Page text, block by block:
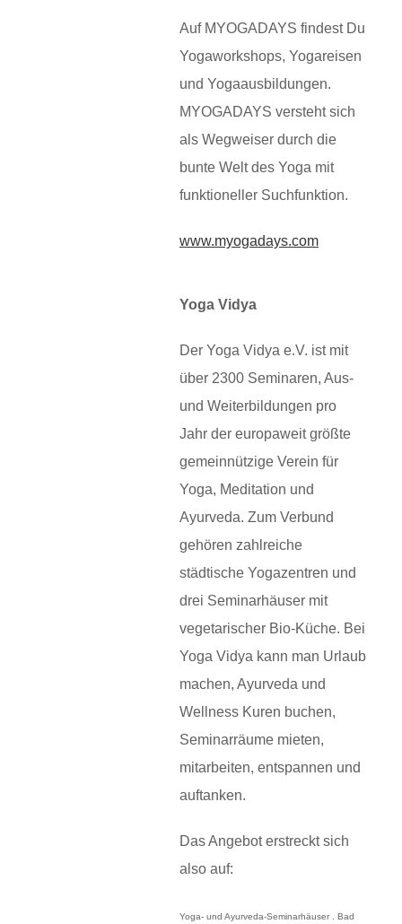
Auf MYOGADAYS findest Du
Yogaworkshops, Yogareisen
und Yogaausbildungen.
MYOGADAYS versteht sich
als Wegweiser durch die
bunte Welt des Yoga mit
funktioneller Suchfunktion.
www.myogadays.com
Yoga Vidya
Der Yoga Vidya e.V. ist mit
über 2300 Seminaren, Aus-
und Weiterbildungen pro
Jahr der europaweit größte
gemeinnützige Verein für
Yoga, Meditation und
Ayurveda. Zum Verbund
gehören zahlreiche
städtische Yogazentren und
drei Seminarhäuser mit
vegetarischer Bio-Küche. Bei
Yoga Vidya kann man Urlaub
machen, Ayurveda und
Wellness Kuren buchen,
Seminarräume mieten,
mitarbeiten, entspannen und
auftanken.
Das Angebot erstreckt sich
also auf:
Yoga- und Ayurveda-Seminarhäuser . Bad